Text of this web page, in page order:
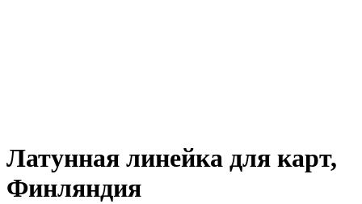
Латунная линейка для карт,
Финляндия